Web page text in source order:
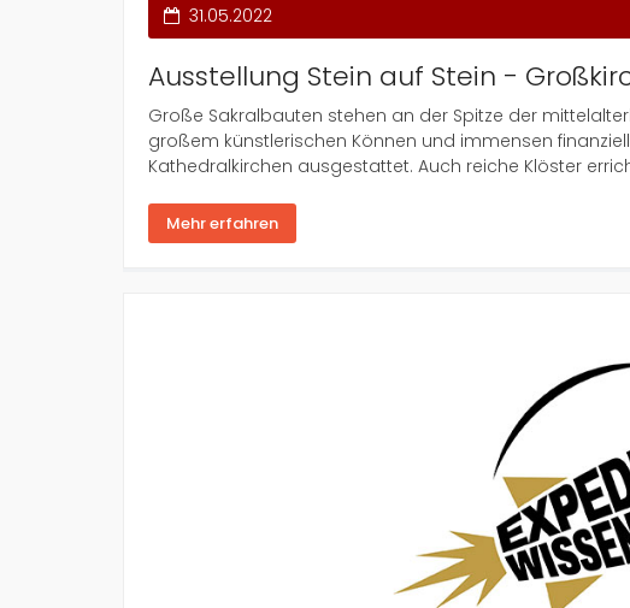
31.05.2022
Ausstellung Stein auf Stein -
Große Sakralbauten stehen an der Spitze der
großem künstlerischen Können und immensen
Kathedralkirchen ausgestattet. Auch reiche Klöster
Mehr erfahren